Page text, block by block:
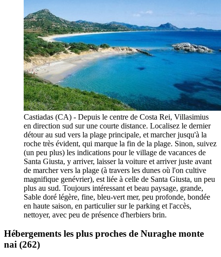
Castiadas (CA) - Depuis le centre de Costa Rei, Villasimius
en direction sud sur une courte distance. Localisez le dernier
détour au sud vers la plage principale, et marcher jusqu'à la
roche très évident, qui marque la fin de la plage. Sinon, suivez
(un peu plus) les indications pour le village de vacances de
Santa Giusta, y arriver, laisser la voiture et arriver juste avant
de marcher vers la plage (à travers les dunes où l'on cultive
magnifique genévrier), est liée à celle de Santa Giusta, un peu
plus au sud. Toujours intéressant et beau paysage, grande,
Sable doré légère, fine, bleu-vert mer, peu profonde, bondée
en haute saison, en particulier sur le parking et l'accès,
nettoyer, avec peu de présence d'herbiers brin.
Hébergements les plus proches de Nuraghe monte
nai (262)